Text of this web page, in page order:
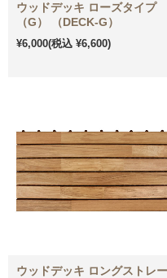
ウッドデッキ ローズタイプ
（G） （DECK-G）
¥6,000(税込 ¥6,600)
ウッドデッキ ロングストレー